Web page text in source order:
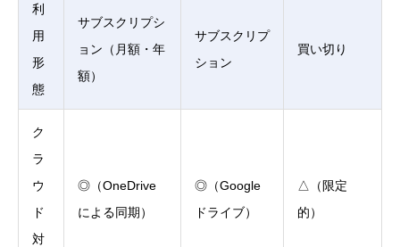
利
用
形
態
サブスクリプシ
ョン（月額・年
額）
サブスクリプ
ション
買い切り
ク
ラ
ウ
ド
対
◎（OneDrive
による同期）
◎（Google
ドライブ）
△（限定
的）